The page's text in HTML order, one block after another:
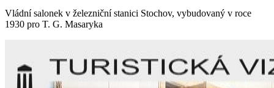
Vládní salonek v železniční stanici Stochov, vybudovaný v roce
1930 pro T. G. Masaryka